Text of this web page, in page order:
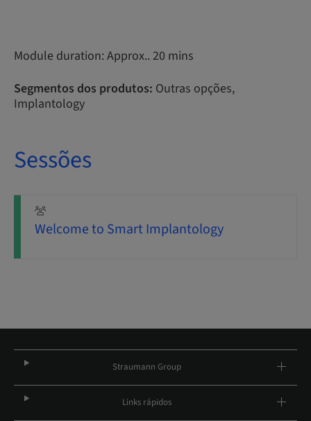
Module duration: Approx.. 20 mins
Segmentos dos produtos: Outras opções,
Implantology
Sessões
Welcome to Smart Implantology
Straumann Group
Links rápidos